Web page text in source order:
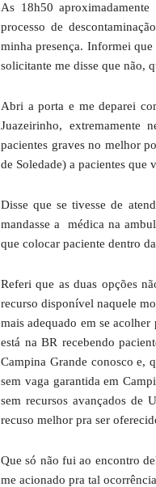
As 18h50
processo de
minha presença. Informei
solicitante me disse que não,
Abri a porta e me deparei
Juazeirinho, extremamente
pacientes graves no melhor
de Soledade) a pacientes que
Disse que se tivesse de
mandasse a médica na
que colocar paciente dentro
Referi que as duas opções
recurso disponível naquele
mais adequado em se
está na BR recebendo
Campina Grande conosco e,
sem vaga garantida em
sem recursos avançados de
recuso melhor pra ser
Que só não fui ao encontro
me acionado pra tal